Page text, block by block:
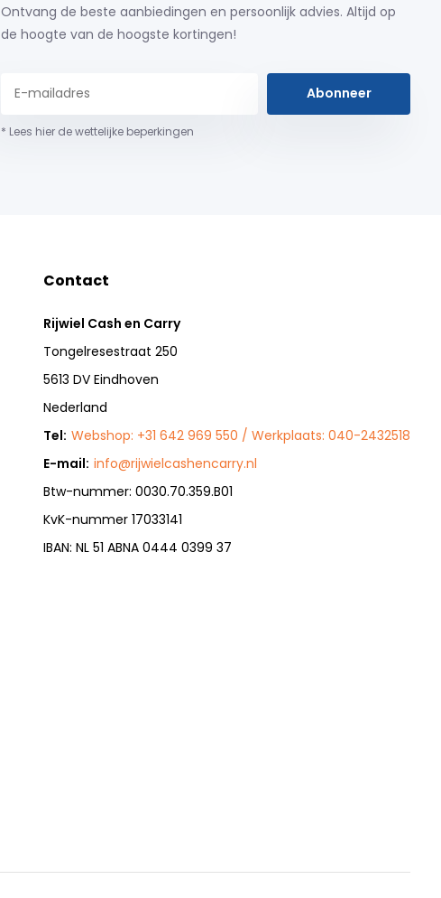
Ontvang de beste aanbiedingen en persoonlijk advies. Altijd op
de hoogte van de hoogste kortingen!
Abonneer
* Lees hier de wettelijke beperkingen
Contact
Rijwiel Cash en Carry
Tongelresestraat 250
5613 DV Eindhoven
Nederland
Tel: Webshop: +31 642 969 550 / Werkplaats: 040-2432518
E-mail: info@rijwielcashencarry.nl
Btw-nummer: 0030.70.359.B01
KvK-nummer 17033141
IBAN: NL 51 ABNA 0444 0399 37